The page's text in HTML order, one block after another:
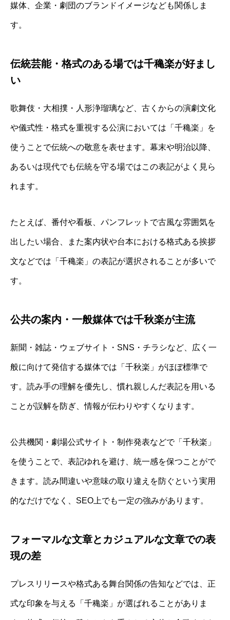
媒体、企業・劇団のブランドイメージなども関係しま
す。
伝統芸能・格式のある場では千穐楽が好まし
い
歌舞伎・大相撲・人形浄瑠璃など、古くからの演劇文化
や儀式性・格式を重視する公演においては「千穐楽」を
使うことで伝統への敬意を表せます。幕末や明治以降、
あるいは現代でも伝統を守る場ではこの表記がよく見ら
れます。
たとえば、番付や看板、パンフレットで古風な雰囲気を
出したい場合、また案内状や台本における格式ある挨拶
文などでは「千穐楽」の表記が選択されることが多いで
す。
公共の案内・一般媒体では千秋楽が主流
新聞・雑誌・ウェブサイト・SNS・チラシなど、広く一
般に向けて発信する媒体では「千秋楽」がほぼ標準で
す。読み手の理解を優先し、慣れ親しんだ表記を用いる
ことが誤解を防ぎ、情報が伝わりやすくなります。
公共機関・劇場公式サイト・制作発表などで「千秋楽」
を使うことで、表記ゆれを避け、統一感を保つことがで
きます。読み間違いや意味の取り違えを防ぐという実用
的なだけでなく、SEO上でも一定の強みがあります。
フォーマルな文章とカジュアルな文章での表
現の差
プレスリリースや格式ある舞台関係の告知などでは、正
式な印象を与える「千穐楽」が選ばれることがありま